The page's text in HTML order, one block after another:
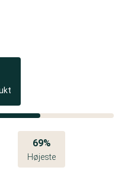
69%
Højeste